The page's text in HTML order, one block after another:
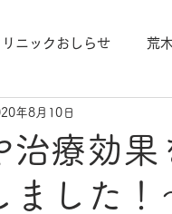
リニックおしらせ 荒
療効果
ました
年8月10日